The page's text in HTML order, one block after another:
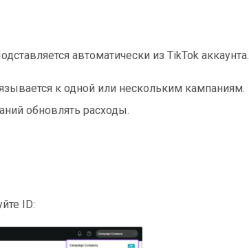
автоматически из TikTok аккаунта.
к одной или нескольким кампаниям.
обновлять расходы.
ID: